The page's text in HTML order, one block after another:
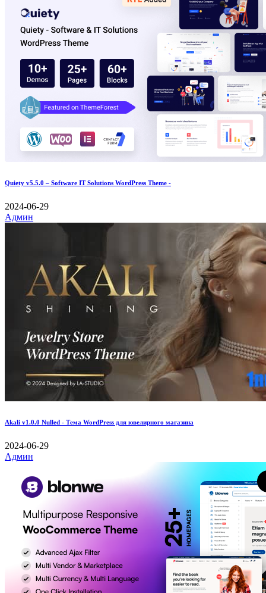
Quiety v5.5.0 – Software IT Solutions WordPress Theme -
2024-06-29
Админ
Akali v1.0.0 Nulled - Тема WordPress для ювелирного магазина
2024-06-29
Админ